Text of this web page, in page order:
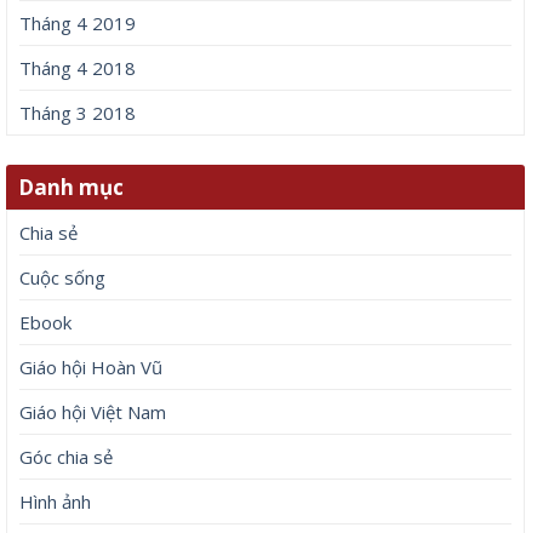
Tháng 4 2019
Tháng 4 2018
Tháng 3 2018
Danh mục
Chia sẻ
Cuộc sống
Ebook
Giáo hội Hoàn Vũ
Giáo hội Việt Nam
Góc chia sẻ
Hình ảnh